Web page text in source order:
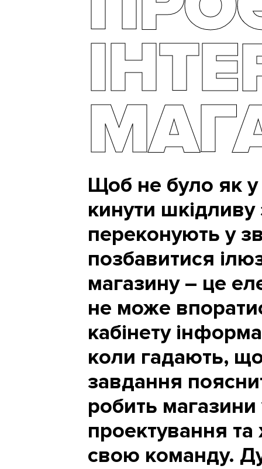
Щоб не було як у
кинути шкідливу
переконують у
позбавитися
магазину – це
не може
кабінету
коли гадають,
завдання
робить
проектування
свою команду.